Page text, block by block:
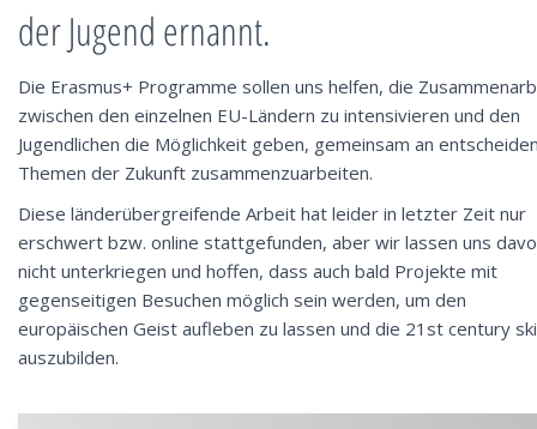
der Jugend ernannt.
Die Erasmus+ Programme sollen uns helfen, die
zwischen den einzelnen EU-Ländern zu intensivieren und den
Jugendlichen die Möglichkeit geben, gemeinsam an
Themen der Zukunft zusammenzuarbeiten.
Diese länderübergreifende Arbeit hat leider in letzter Zeit nur
erschwert bzw. online stattgefunden, aber wir lassen uns
nicht unterkriegen und hoffen, dass auch bald Projekte mit
gegenseitigen Besuchen möglich sein werden, um den
europäischen Geist aufleben zu lassen und die 21st century
auszubilden.